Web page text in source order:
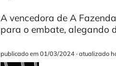
A vencedora de A
para o embate, alegando
publicado em01/03/2024·atualizado